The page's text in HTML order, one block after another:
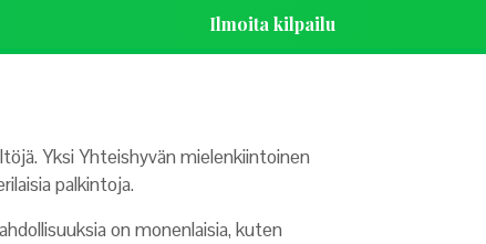
Ilmoita kilpailu
Yksi Yhteishyvän mielenkiintoinen
palkintoja.
on monenlaisia, kuten